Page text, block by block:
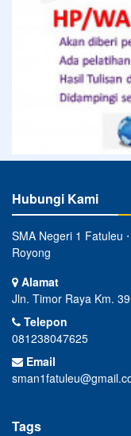
Hubungi Kami
SMA Negeri 1 Fatuleu
Royong
Alamat
Jln. Timor Raya Km. 39
Telepon
081238047625
Email
Tags